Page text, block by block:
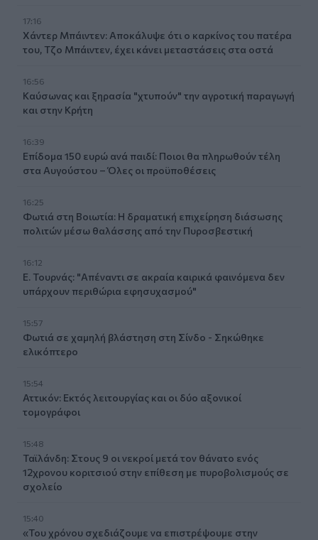
17:16
Χάντερ Μπάιντεν: Αποκάλυψε ότι ο καρκίνος του πατέρα
του, Τζο Μπάιντεν, έχει κάνει μεταστάσεις στα οστά
16:56
Καύσωνας και ξηρασία "χτυπούν" την αγροτική παραγωγή
και στην Κρήτη
16:39
Επίδομα 150 ευρώ ανά παιδί: Ποιοι θα πληρωθούν τέλη
στα Αυγούστου – Όλες οι προϋποθέσεις
16:25
Φωτιά στη Βοιωτία: Η δραματική επιχείρηση διάσωσης
πολιτών μέσω θαλάσσης από την Πυροσβεστική
16:12
Ε. Τουρνάς: "Απέναντι σε ακραία καιρικά φαινόμενα δεν
υπάρχουν περιθώρια εφησυχασμού"
15:57
Φωτιά σε χαμηλή βλάστηση στη Σίνδο - Σηκώθηκε
ελικόπτερο
15:54
Αττικόν: Εκτός λειτουργίας και οι δύο αξονικοί
τομογράφοι
15:48
Ταϊλάνδη: Στους 9 οι νεκροί μετά τον θάνατο ενός
12χρονου κοριτσιού στην επίθεση με πυροβολισμούς σε
σχολείο
15:40
«Του χρόνου σχεδιάζουμε να επιστρέψουμε στην